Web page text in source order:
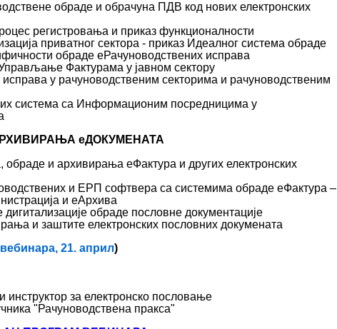
обраде и обрачуна ПДВ код нових електронских
регистровања и приказ функционалности
приватног сектора - приказ Идеалног система обраде
обраде еРачуноводствених исправа
Фактурама у јавном сектору
у рачуноводственим секторима и рачуноводственим
система са Информационим посредницима у
еДОКУМЕНАТА
и архивирања еФактура и других електронских
и ЕРП софтвера са системима обраде еФактура –
и еАрхива
обраде пословне документације
и заштите електронских пословних докумената
21. април)
инструктор за електронско пословање
"Рачуноводствена пракса"